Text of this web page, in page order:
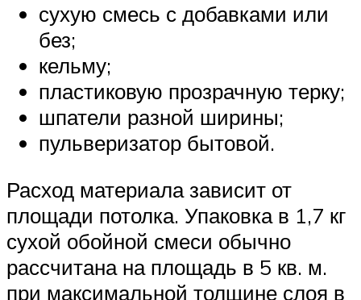
сухую смесь с добавками или
без;
кельму;
пластиковую прозрачную терку;
шпатели разной ширины;
пульверизатор бытовой.
Расход материала зависит от
площади потолка. Упаковка в 1,7 кг
сухой обойной смеси обычно
рассчитана на площадь в 5 кв. м.
при максимальной толщине слоя в